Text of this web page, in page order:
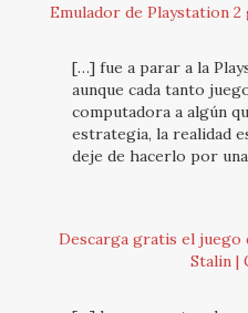
Emulador de Playstation 2
[…] fue a parar a la
aunque cada tanto
computadora a algún
estrategia, la realidad
deje de hacerlo por
Descarga gratis el juego
Stalin |